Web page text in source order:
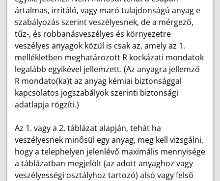
ártalmas, irritáló, vagy maró tulajdonságú anyag e
szabályozás szerint veszélyesnek, de a mérgező,
tűz-, és robbanásveszélyes és környezetre
veszélyes anyagok közül is csak az, amely az 1.
mellékletben meghatározott R kockázati mondatok
legalább egyikével jellemzett. (Az anyagra jellemző
R mondato(ka)t az anyag kémiai biztonsággal
kapcsolatos jogszabályok szerinti biztonsági
adatlapja rögzíti.)
Az 1. vagy a 2. táblázat alapján, tehát ha
veszélyesnek minősül egy anyag, meg kell vizsgálni,
hogy a telephelyen jelenlévő maximális mennyisége
a táblázatban megjelölt (az adott anyaghoz vagy
veszélyességi osztályhoz tartozó) alsó vagy felső